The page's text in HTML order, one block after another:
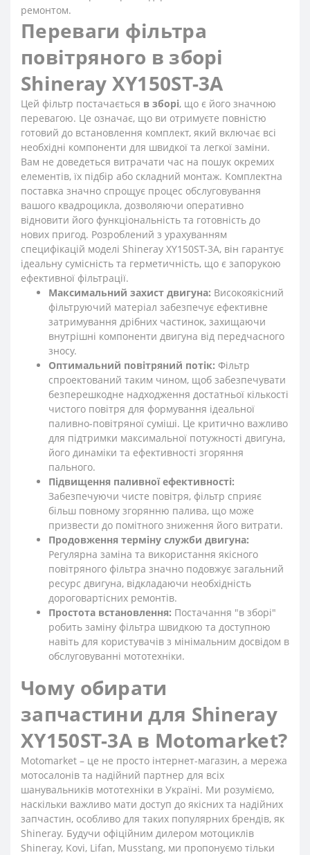
ремонтом.
Переваги фільтра
повітряного в зборі
Shineray XY150ST-3A
Цей фільтр постачається в зборі, що є його значною
перевагою. Це означає, що ви отримуєте повністю
готовий до встановлення комплект, який включає всі
необхідні компоненти для швидкої та легкої заміни.
Вам не доведеться витрачати час на пошук окремих
елементів, їх підбір або складний монтаж. Комплектна
поставка значно спрощує процес обслуговування
вашого квадроцикла, дозволяючи оперативно
відновити його функціональність та готовність до
нових пригод. Розроблений з урахуванням
специфікацій моделі Shineray XY150ST-3A, він гарантує
ідеальну сумісність та герметичність, що є запорукою
ефективної фільтрації.
Максимальний захист двигуна: Високоякісний
фільтруючий матеріал забезпечує ефективне
затримування дрібних частинок, захищаючи
внутрішні компоненти двигуна від передчасного
зносу.
Оптимальний повітряний потік: Фільтр
спроектований таким чином, щоб забезпечувати
безперешкодне надходження достатньої кількості
чистого повітря для формування ідеальної
паливно-повітряної суміші. Це критично важливо
для підтримки максимальної потужності двигуна,
його динаміки та ефективності згоряння
пального.
Підвищення паливної ефективності:
Забезпечуючи чисте повітря, фільтр сприяє
більш повному згорянню палива, що може
призвести до помітного зниження його витрати.
Продовження терміну служби двигуна:
Регулярна заміна та використання якісного
повітряного фільтра значно подовжує загальний
ресурс двигуна, відкладаючи необхідність
дороговартісних ремонтів.
Простота встановлення: Постачання "в зборі"
робить заміну фільтра швидкою та доступною
навіть для користувачів з мінімальним досвідом в
обслуговуванні мототехніки.
Чому обирати
запчастини для Shineray
XY150ST-3A в Motomarket?
Motomarket – це не просто інтернет-магазин, а мережа
мотосалонів та надійний партнер для всіх
шанувальників мототехніки в Україні. Ми розуміємо,
наскільки важливо мати доступ до якісних та надійних
запчастин, особливо для таких популярних брендів, як
Shineray. Будучи офіційним дилером мотоциклів
Shineray, Kovi, Lifan, Musstang, ми пропонуємо тільки